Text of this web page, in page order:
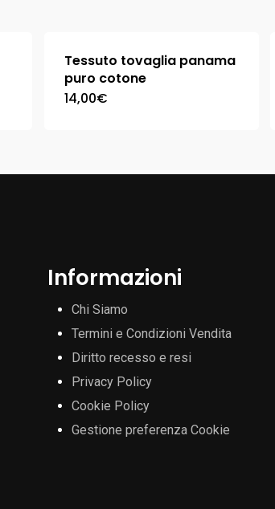
Tessuto tovaglia panama
puro cotone
14,00€
Informazioni
Chi Siamo
Termini e Condizioni Vendita
Diritto recesso e resi
Privacy Policy
Cookie Policy
Gestione preferenza Cookie